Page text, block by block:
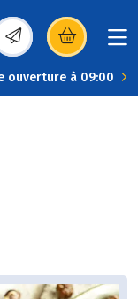
dans une
ouverture à 09:00